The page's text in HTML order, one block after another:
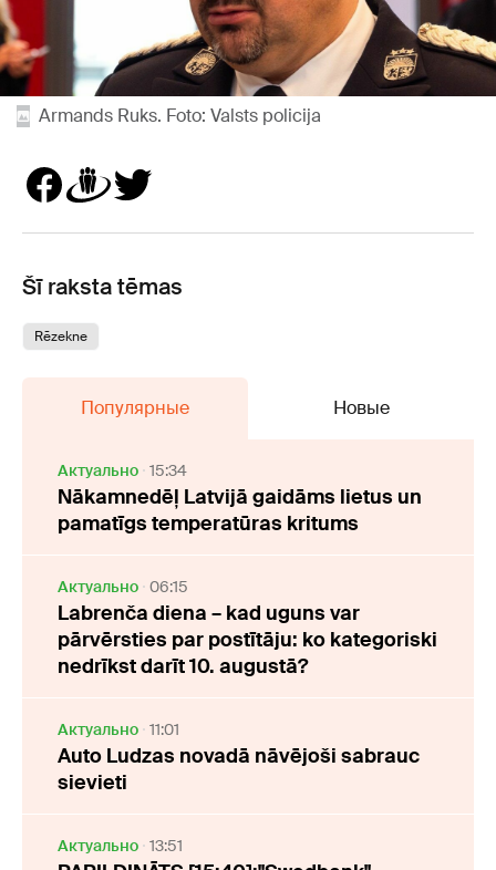
Armands Ruks. Foto: Valsts policija
Šī raksta tēmas
Rēzekne
Популярные Новые
Актуально 15:34
Nākamnedēļ Latvijā gaidāms lietus un
pamatīgs temperatūras kritums
Актуально 06:15
Labrenča diena – kad uguns var
pārvērsties par postītāju: ko kategoriski
nedrīkst darīt 10. augustā?
Актуально 11:01
Auto Ludzas novadā nāvējoši sabrauc
sievieti
Актуально 13:51